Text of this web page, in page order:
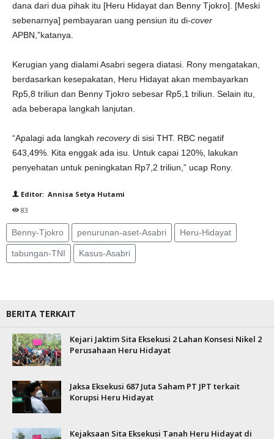
dana dari dua pihak itu [Heru Hidayat dan Benny Tjokro]. [Meski
sebenarnya] pembayaran uang pensiun itu di-cover
APBN,”katanya.
Kerugian yang dialami Asabri segera diatasi. Rony mengatakan,
berdasarkan kesepakatan, Heru Hidayat akan membayarkan
Rp5,8 triliun dan Benny Tjokro sebesar Rp5,1 triliun. Selain itu,
ada beberapa langkah lanjutan.
“Apalagi ada langkah recoverydi sisi THT. RBC negatif
643,49%. Kita enggak ada isu. Untuk capai 120%, lakukan
penyehatan untuk peningkatan Rp7,2 triliun,” ucap Rony.
Editor: Annisa Setya Hutami
83
Benny-Tjokro penurunan-aset-Asabri Heru-Hidayat
tabungan-TNI Kasus-Asabri
BERITA TERKAIT
Kejari Jaktim Sita Eksekusi 2 Lahan Konsesi Nikel 2
Perusahaan Heru Hidayat
Jaksa Eksekusi 687 Juta Saham PT JPT terkait
Korupsi Heru Hidayat
Kejaksaan Sita Eksekusi Tanah Heru Hidayat di